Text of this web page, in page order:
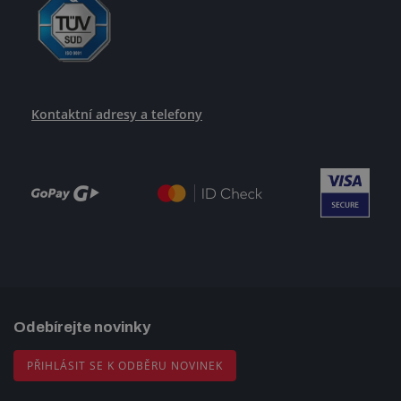
Kontaktní adresy a telefony
Odebírejte novinky
PŘIHLÁSIT SE K ODBĚRU NOVINEK